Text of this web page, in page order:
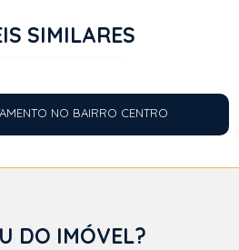
SIMILARES
NO BAIRRO CENTRO
DO IMÓVEL?